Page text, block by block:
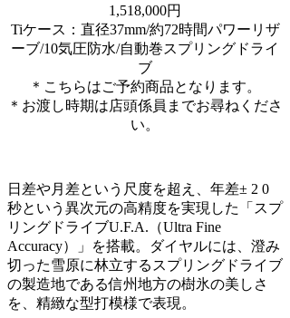
1,518,000円
Tiケース：直径37mm/約72時間パワーリザ
ーブ/10気圧防水/自動巻スプリングドライ
ブ
＊こちらはご予約商品となります。
＊お渡し時期は店頭係員までお尋ねくださ
い。
日差や月差という尺度を超え、年差± 2 0
秒という異次元の高精度を実現した「スプ
リングドライブU.F.A.（Ultra Fine
Accuracy）」を搭載。ダイヤルには、澄み
切った雪原に林立するスプリングドライブ
の製造地である信州地方の樹氷の美しさ
を、精緻な型打模様で表現。